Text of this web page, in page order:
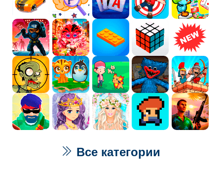
Все категории